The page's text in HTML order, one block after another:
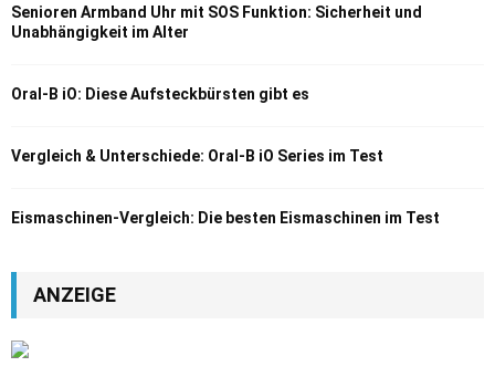
Senioren Armband Uhr mit SOS Funktion: Sicherheit und
Unabhängigkeit im Alter
Oral-B iO: Diese Aufsteckbürsten gibt es
Vergleich & Unterschiede: Oral-B iO Series im Test
Eismaschinen-Vergleich: Die besten Eismaschinen im Test
ANZEIGE